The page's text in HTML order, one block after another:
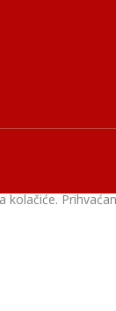
kolačiće.